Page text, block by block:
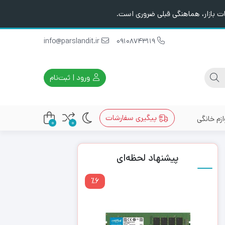
بازار، هماهنگی قبلی ضروری است.
ورود | ثبت‌نام
خانگی پیگیری سفارشات 0
0
پیشنهاد لحظه‌ای
٪6